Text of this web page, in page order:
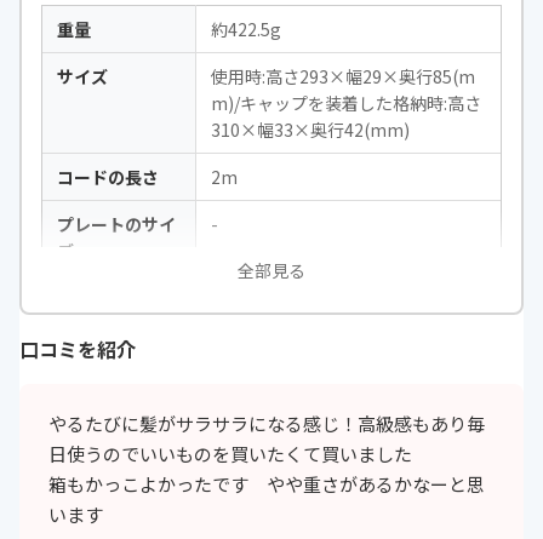
重量
約422.5g
サイズ
使用時:高さ293×幅29×奥行85(m
m)/キャップを装着した格納時:高さ
310×幅33×奥行42(mm)
コードの長さ
2m
プレートのサイ
ズ
-
立ち上がり時間
海外対応
◯
自動電源OFF機
能
◯
全部見る
口コミを紹介
やるたびに髪がサラサラになる感じ！高級感もあり毎
日使うのでいいものを買いたくて買いました
箱もかっこよかったです やや重さがあるかなーと思
います